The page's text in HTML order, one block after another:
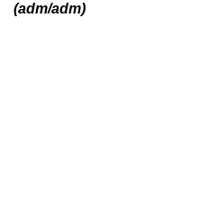
(adm/adm)